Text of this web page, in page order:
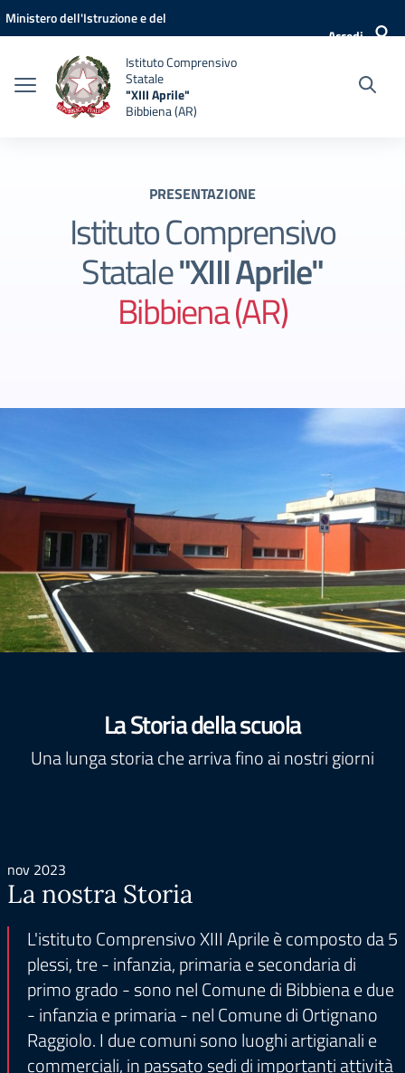
Vai ai contenuti
Vai al menu di navigazione
Vai al footer
Ministero dell'Istruzione e del
Accedi
Istituto Comprensivo
Statale
"XIII Aprile"
Bibbiena (AR)
PRESENTAZIONE
Istituto Comprensivo
Statale"XIII Aprile"
Bibbiena (AR)
La Storia della scuola
Una lunga storia che arriva fino ai nostri giorni
nov 2023
La nostra Storia
L'istituto Comprensivo XIII Aprile è composto da 5
plessi, tre - infanzia, primaria e secondaria di
primo grado - sono nel Comune di Bibbiena e due
- infanzia e primaria - nel Comune di Ortignano
Raggiolo. I due comuni sono luoghi artigianali e
commerciali, in passato sedi di importanti attività